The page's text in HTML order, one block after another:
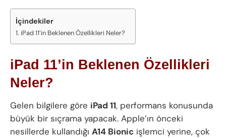
İçindekiler
iPad 11’in Beklenen Özellikleri Neler?
iPad 11’in Beklenen Özellikleri
Neler?
Gelen bilgilere göre iPad 11, performans konusunda
büyük bir sıçrama yapacak. Apple’ın önceki
nesillerde kullandığı A14 Bionic işlemci yerine, çok